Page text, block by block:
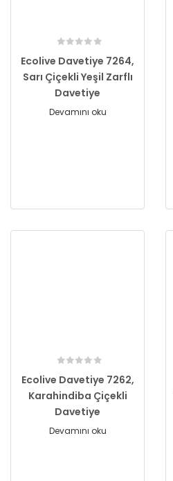
Ecolive Davetiye 7264,
Sarı Çiçekli Yeşil Zarflı
Davetiye
Devamını oku
Ecolive Davetiye 7262,
Karahindiba Çiçekli
Davetiye
Devamını oku